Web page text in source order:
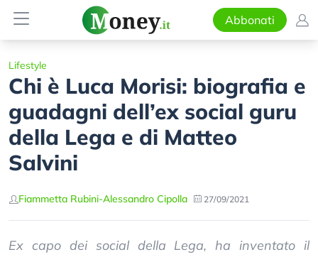
Abbonati
Lifestyle
Chi è Luca Morisi: biografia e
guadagni dell’ex social guru
della Lega e di Matteo
Salvini
Fiammetta Rubini-Alessandro Cipolla 27/09/2021
Ex capo dei social della Lega, ha inventato il